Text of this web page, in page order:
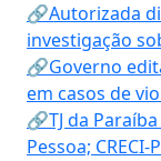
🔗Autorizada
investigação
🔗Governo
em casos de
🔗TJ da
Pessoa;